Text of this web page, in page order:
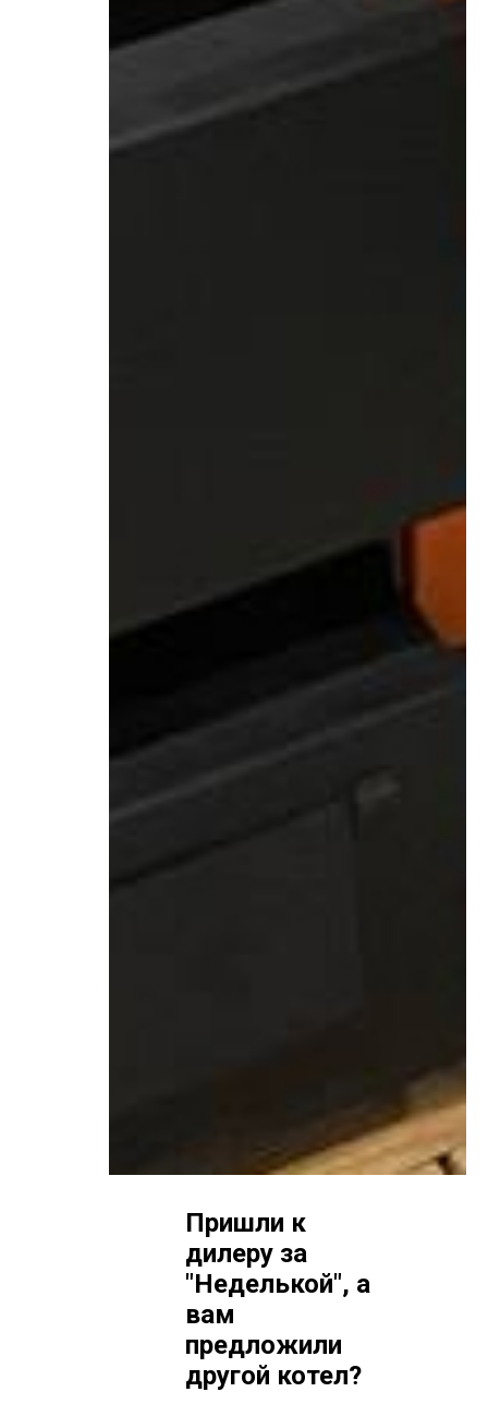
Пришли к
дилеру за
"Неделькой", а
вам
предложили
другой котел?